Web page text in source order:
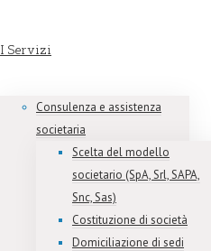
I Servizi
Consulenza e assistenza
societaria
Scelta del modello
societario (SpA, Srl, SAPA,
Snc, Sas)
Costituzione di società
Domiciliazione di sedi